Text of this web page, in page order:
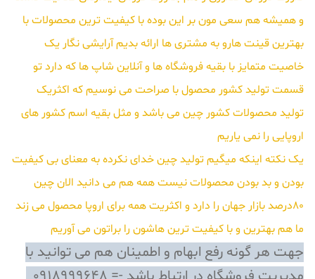
و همیشه هم سعی مون بر این بوده با کیفیت ترین محصولات با
بهترین قینت هارو به مشتری ها ارائه بدیم آرایشی نگار یک
خاصیت متمایز با بقیه فروشگاه ها و آنلاین شاپ ها که دارد تو
قسمت تولید کشور محصول با صراحت می نوسیم که اکثریک
تولید محصولات کشور چین می باشد و مثل بقیه اسم کشور های
اروپایی را نمی یاریم
یک نکته اینکه میگیم تولید چین خدای نکرده به معنای بی کیفیت
بودن و بد بودن محصولات نیست همه هم می دانید الان چین
80درصد بازار جهان را دارد و اکثریت همه برای اروپا محصول می زند
ما هم بهترین و با کیفیت ترین هاشون را براتون می آوریم
جهت هر گونه رفع ابهام و اطمینان هم می توانید با